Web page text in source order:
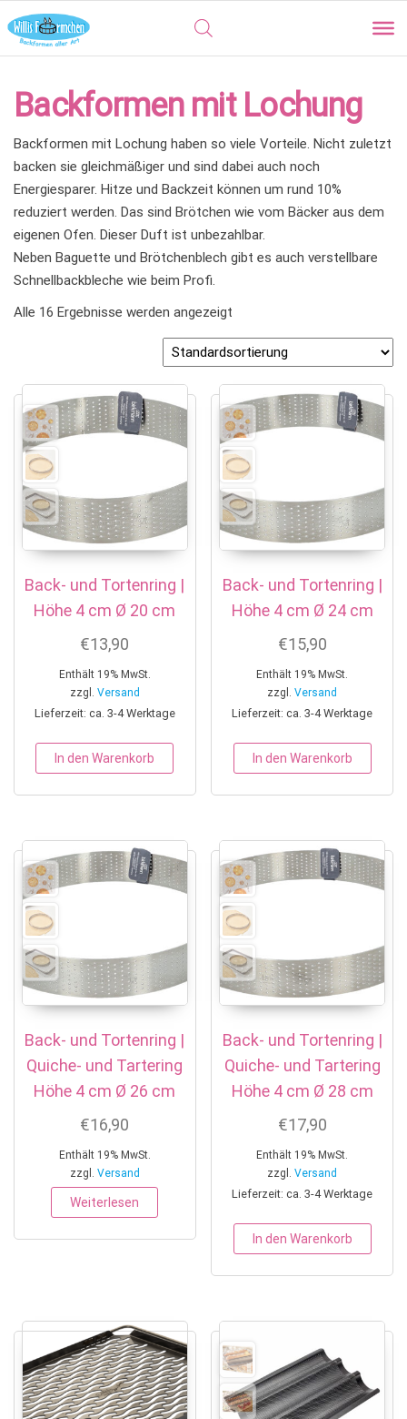
Backformen mit Lochung
Backformen mit Lochung haben so viele Vorteile. Nicht zuletzt
backen sie gleichmäßiger und sind dabei auch noch
Energiesparer. Hitze und Backzeit können um rund 10%
reduziert werden. Das sind Brötchen wie vom Bäcker aus dem
eigenen Ofen. Dieser Duft ist unbezahlbar.
Neben Baguette und Brötchenblech gibt es auch verstellbare
Schnellbackbleche wie beim Profi.
Alle 16 Ergebnisse werden angezeigt
Back- und Tortenring |
Höhe 4 cm Ø 20 cm
€13,90
Enthält 19% MwSt.
zzgl. Versand
Lieferzeit: ca. 3-4 Werktage
In den Warenkorb
Back- und Tortenring |
Höhe 4 cm Ø 24 cm
€15,90
Enthält 19% MwSt.
zzgl.Versand
Lieferzeit: ca. 3-4 Werktage
In den Warenkorb
Back- und Tortenring |
Quiche- und Tartering
Höhe 4 cm Ø 26 cm
€16,90
Enthält 19% MwSt.
zzgl. Versand
Weiterlesen
Back- und Tortenring |
Quiche- und Tartering
Höhe 4 cm Ø 28 cm
€17,90
Enthält 19% MwSt.
zzgl.Versand
Lieferzeit: ca. 3-4 Werktage
In den Warenkorb